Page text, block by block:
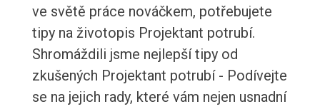
ve světě práce nováčkem, potřebujete
tipy na životopis Projektant potrubí.
Shromáždili jsme nejlepší tipy od
zkušených Projektant potrubí - Podívejte
se na jejich rady, které vám nejen usnadní